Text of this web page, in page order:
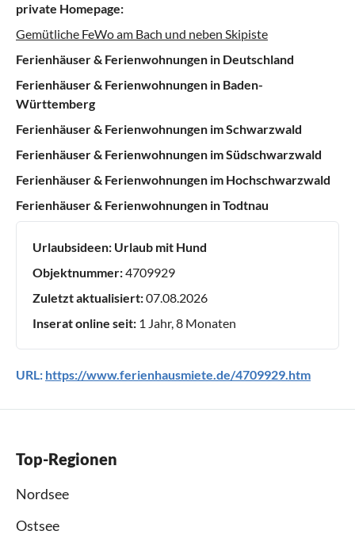
private Homepage:
Gemütliche FeWo am Bach und neben Skipiste
Ferienhäuser & Ferienwohnungen in Deutschland
Ferienhäuser & Ferienwohnungen in Baden-
Württemberg
Ferienhäuser & Ferienwohnungen im Schwarzwald
Ferienhäuser & Ferienwohnungen im Südschwarzwald
Ferienhäuser & Ferienwohnungen im Hochschwarzwald
Ferienhäuser & Ferienwohnungen in Todtnau
Urlaubsideen: Urlaub mit Hund
Objektnummer:4709929
Zuletzt aktualisiert:07.08.2026
Inserat online seit: 1 Jahr, 8 Monaten
URL: https://www.ferienhausmiete.de/4709929.htm
Top-Regionen
Nordsee
Ostsee